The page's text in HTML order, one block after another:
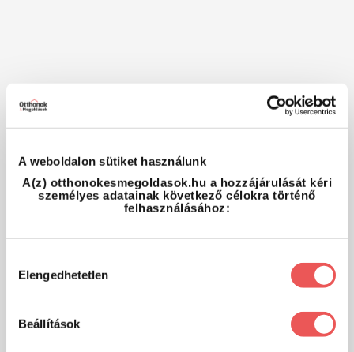
A weboldalon sütiket használunk
A(z) otthonokesmegoldasok.hu a hozzájárulását kéri
személyes adatainak következő célokra történő
felhasználásához:
kiválasztása
Elengedhetetlen
Beállítások